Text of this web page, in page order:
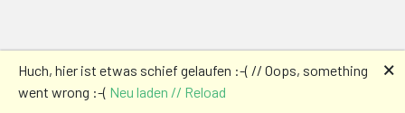
Huch, hier ist etwas schief gelaufen :-( // Oops, something
went wrong :-( Neu laden // Reload
🗙